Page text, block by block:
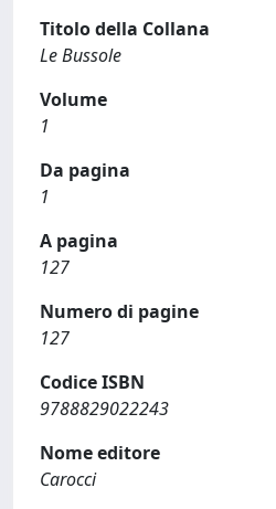
Titolo della Collana
Le Bussole
Volume
1
Da pagina
1
A pagina
127
Numero di pagine
127
Codice ISBN
9788829022243
Nome editore
Carocci